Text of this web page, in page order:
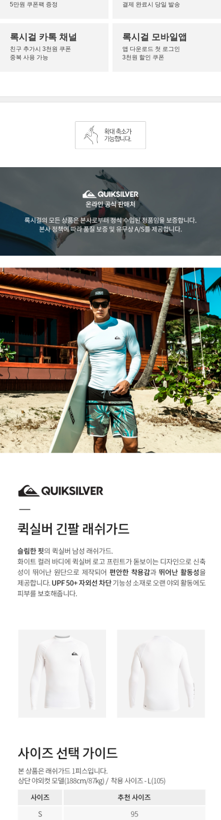
5만원 쿠폰팩 증정
결제 완료시 당일 발송
록시걸 카톡 채널
친구 추가시 3천원 쿠폰
중복 사용 가능
록시걸 모바일앱
앱 다운로드 첫 로그인
3천원 할인 쿠폰